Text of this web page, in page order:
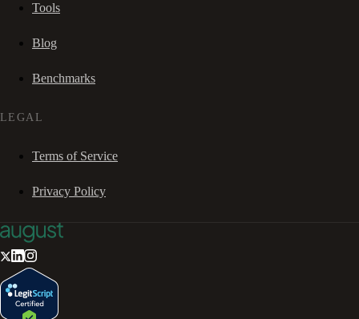
Tools
Blog
Benchmarks
LEGAL
Terms of Service
Privacy Policy